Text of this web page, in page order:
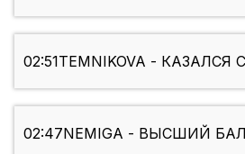
02:51TEMNIKOVA -
02:47NEMIGA - ВЫСШИЙ БАЛ